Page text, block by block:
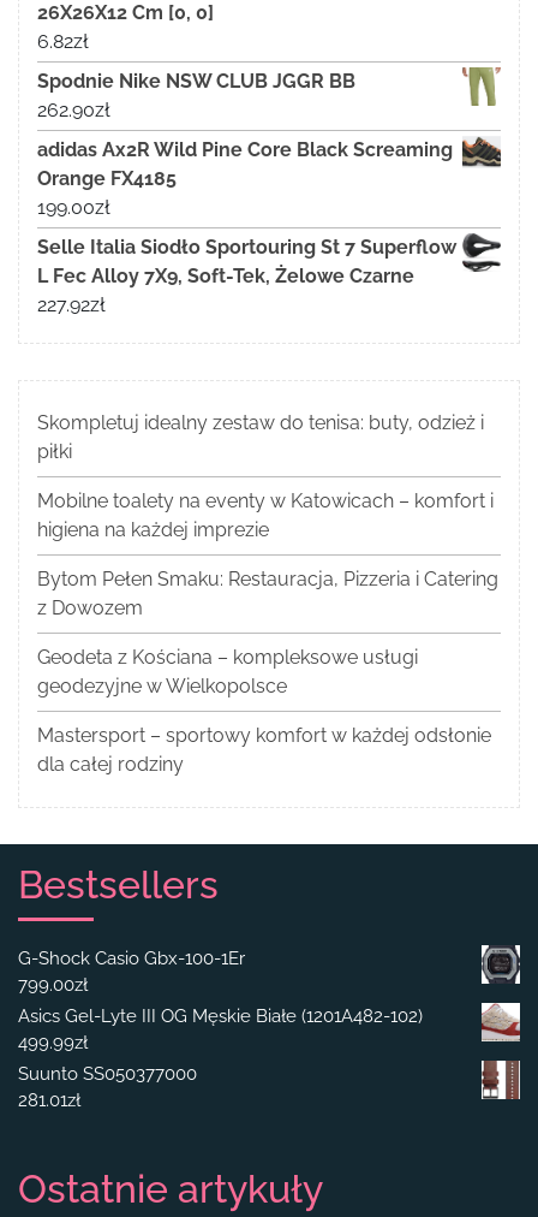
26X26X12 Cm [0, 0]
6.82zł
Spodnie Nike NSW CLUB JGGR BB
262.90zł
adidas Ax2R Wild Pine Core Black Screaming
Orange FX4185
199.00zł
Selle Italia Siodło Sportouring St 7 Superflow
L Fec Alloy 7X9, Soft-Tek, Żelowe Czarne
227.92zł
Skompletuj idealny zestaw do tenisa: buty, odzież i
piłki
Mobilne toalety na eventy w Katowicach – komfort i
higiena na każdej imprezie
Bytom Pełen Smaku: Restauracja, Pizzeria i Catering
z Dowozem
Geodeta z Kościana – kompleksowe usługi
geodezyjne w Wielkopolsce
Mastersport – sportowy komfort w każdej odsłonie
dla całej rodziny
Bestsellers
G-Shock Casio Gbx-100-1Er
799.00zł
Asics Gel-Lyte III OG Męskie Białe (1201A482-102)
499.99zł
Suunto SS050377000
281.01zł
Ostatnie artykuły